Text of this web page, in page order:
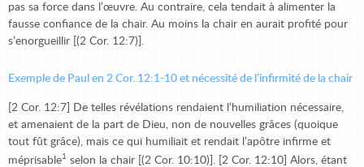
pas sa force dans l’œuvre. Au contraire, cela tendait à alimenter la
fausse confiance de la chair. Au moins la chair en aurait profité pour
s’enorgueillir [(2 Cor. 12:7)].
Exemple de Paul en 2 Cor. 12:1-10 et nécessité de l’infirmité de la chair
[2 Cor. 12:7] De telles révélations rendaient l’humiliation nécessaire,
et amenaient de la part de Dieu, non de nouvelles grâces (quoique
tout fût grâce), mais ce qui humiliait et rendait l’apôtre infirme et
méprisable1
selon la chair [(2 Cor. 10:10)]. [2 Cor. 12:10] Alors, étant